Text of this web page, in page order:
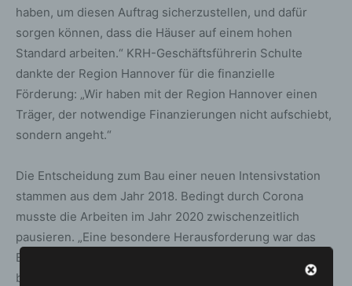
haben, um diesen Auftrag sicherzustellen, und dafür
sorgen können, dass die Häuser auf einem hohen
Standard arbeiten.“ KRH-Geschäftsführerin Schulte
dankte der Region Hannover für die finanzielle
Förderung: „Wir haben mit der Region Hannover einen
Träger, der notwendige Finanzierungen nicht aufschiebt,
sondern angeht.“
Die Entscheidung zum Bau einer neuen Intensivstation
stammen aus dem Jahr 2018. Bedingt durch Corona
musste die Arbeiten im Jahr 2020 zwischenzeitlich
pausieren. „Eine besondere Herausforderung war das
Bauen im Bestand, mit darunterliegender voll in Betrieb
befindlicher Intensivstation“, schilderte Projektleiter